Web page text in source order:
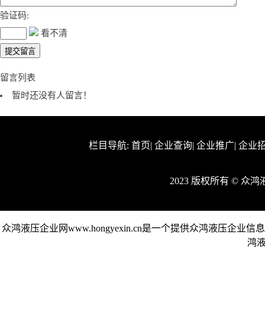
验证码:
看不清
留言列表
暂时还没有人留言！
栏目导航: 首页| 企业查询| 企业推广| 企业
2023 版权所有 © 众
众鸿液压企业网www.hongyexin.cn是一个提供众鸿液压企业
鸿